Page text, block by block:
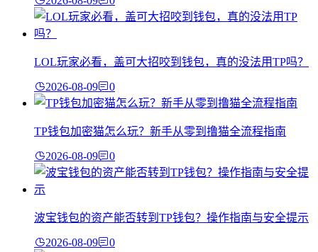
LOL玩家必看，盖可大招咬到钱包，真的没法用TP吗？
2026-08-09 0
TP钱包加密猫怎么玩？新手从零到撸猫全流程指南
2026-08-09 0
波宝钱包的资产能否转到TP钱包？操作指南与安全提示
2026-08-09 0